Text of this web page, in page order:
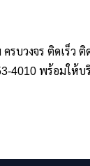
รบวงจร ติดเร็ว
4010 พร้อมให้บ